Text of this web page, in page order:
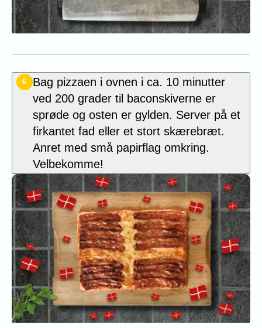
6
Bag pizzaen i ovnen i ca. 10 minutter
ved 200 grader til baconskiverne er
sprøde og osten er gylden. Server på et
firkantet fad eller et stort skærebræt.
Anret med små papirflag omkring.
Velbekomme!